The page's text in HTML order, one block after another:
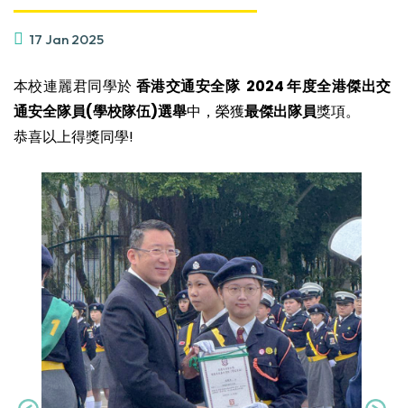
17 Jan 2025
本校連麗君同學於 香港交通安全隊 2024 年度全港傑出交
通安全隊員(學校隊伍)選舉中，榮獲最傑出隊員獎項。
恭喜以上得獎同學!